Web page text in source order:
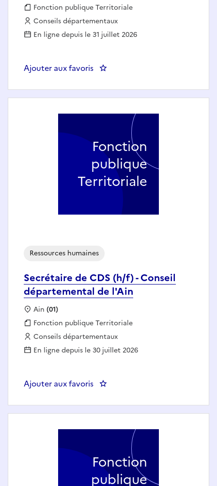
Fonction publique :
Fonction publique Territoriale
Employeur :
Conseils départementaux
En ligne depuis le 31 juillet 2026
Ajouter aux favoris : Chargé de gestion-paies (H/
Secrétaire de CDS (h/f) - Conseil
départemental de l'Ain
Ressources humaines
Localisation :
Ain (01)
Fonction publique :
Fonction publique Territoriale
Employeur :
Conseils départementaux
En ligne depuis le 30 juillet 2026
Ajouter aux favoris : Secrétaire de CDS (h/f) -
Fonction
publique
Territoriale
Fonction
publique